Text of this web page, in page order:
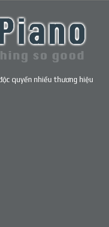
quyền nhiều thương hiệu